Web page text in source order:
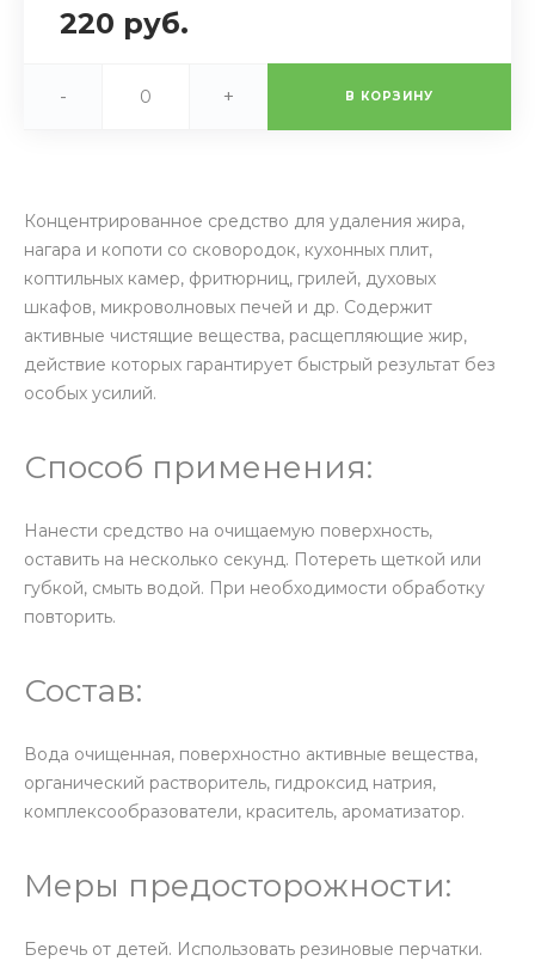
220 руб.
- + В КОРЗИНУ
Концентрированное средство для удаления жира,
нагара и копоти со сковородок, кухонных плит,
коптильных камер, фритюрниц, грилей, духовых
шкафов, микроволновых печей и др. Содержит
активные чистящие вещества, расщепляющие жир,
действие которых гарантирует быстрый результат без
особых усилий.
Способ применения:
Нанести средство на очищаемую поверхность,
оставить на несколько секунд. Потереть щеткой или
губкой, смыть водой. При необходимости обработку
повторить.
Состав:
Вода очищенная, поверхностно активные вещества,
органический растворитель, гидроксид натрия,
комплексообразователи, краситель, ароматизатор.
Меры предосторожности:
Беречь от детей. Использовать резиновые перчатки.